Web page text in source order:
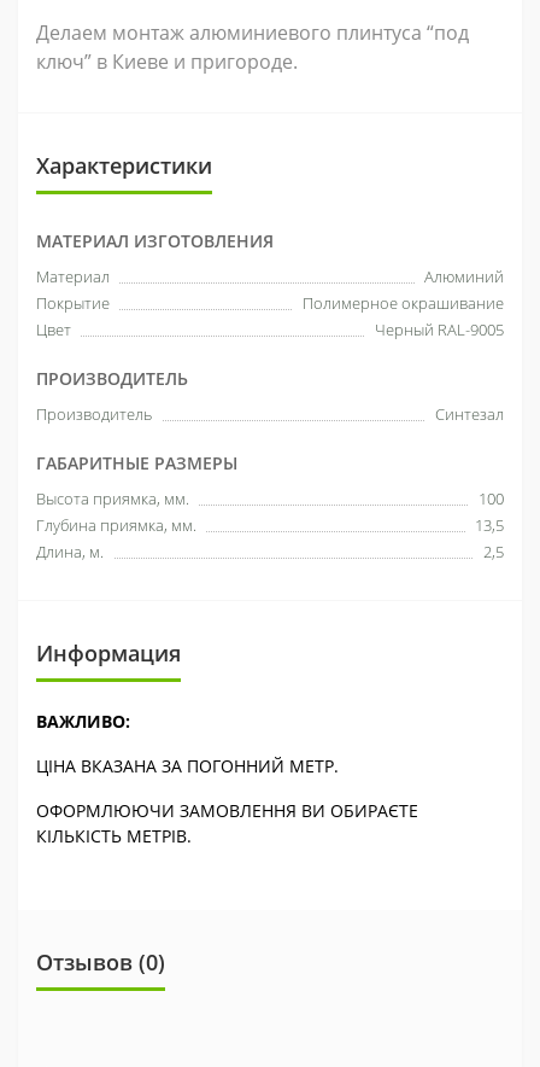
Делаем монтаж алюминиевого плинтуса “под
ключ” в Киеве и пригороде.
Характеристики
МАТЕРИАЛ ИЗГОТОВЛЕНИЯ
Материал
Алюминий
Покрытие
Полимерное окрашивание
Цвет
Черный RAL-9005
ПРОИЗВОДИТЕЛЬ
Производитель Синтезал
ГАБАРИТНЫЕ РАЗМЕРЫ
Высота приямка, мм.
100
Глубина приямка, мм.
13,5
Длина, м.
2,5
Информация
ВАЖЛИВО:
ЦІНА ВКАЗАНА ЗА ПОГОННИЙ МЕТР.
ОФОРМЛЮЮЧИ ЗАМОВЛЕННЯ ВИ ОБИРАЄТЕ
КІЛЬКІСТЬ МЕТРІВ.
Отзывов (0)